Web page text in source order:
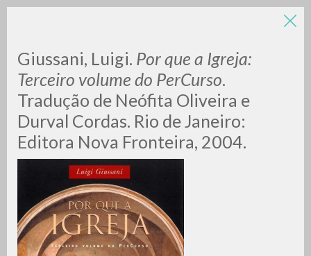
Giussani, Luigi. Por que a Igreja:
Terceiro volume do PerCurso.
Tradução de Neófita Oliveira e
Durval Cordas. Rio de Janeiro:
Editora Nova Fronteira, 2004.
LUIGI
GIUSSANI
scritti